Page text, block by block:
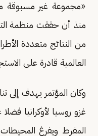
«مجموعة غير مسبوقة
منذ أن حققت منظمة
من النتائج متعددة
العالمية قادرة على
وكان المؤتمر يهدف إلى
غزو روسيا لأوكرانيا
المفرط ويفرغ